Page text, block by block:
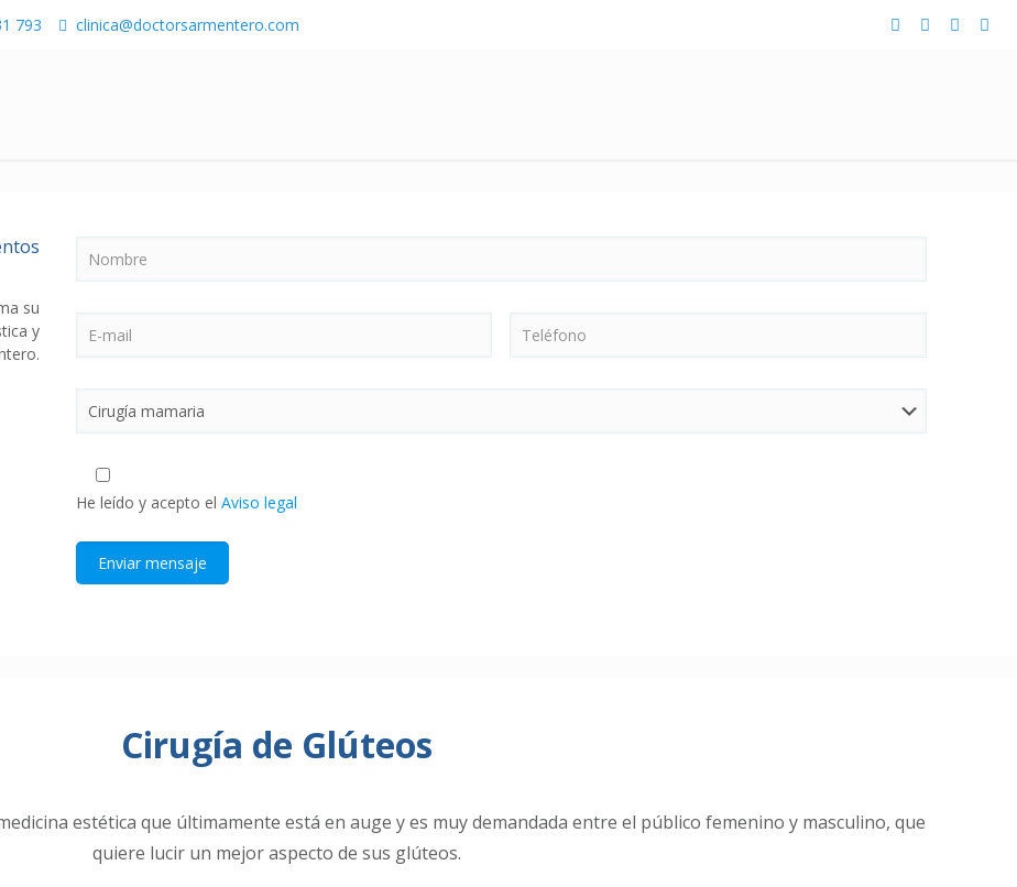
793 clinica@doctorsarmentero.com
su
y
He leído y acepto el Aviso legal
Cirugía de Glúteos
estética que últimamente está en auge y es muy demandada entre el público femenino y masculino, que
quiere lucir un mejor aspecto de sus glúteos.